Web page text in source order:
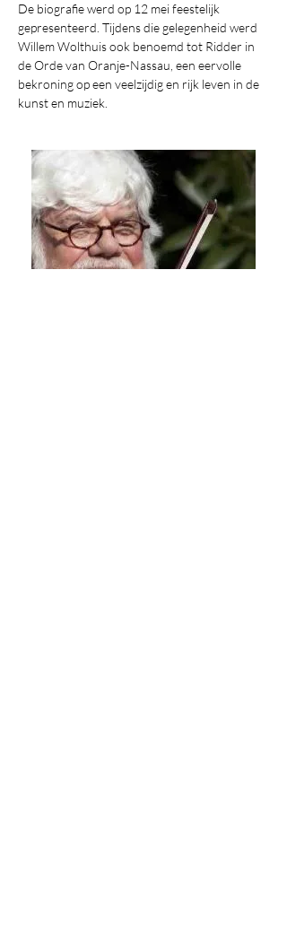
De biografie werd op 12 mei feestelijk
gepresenteerd. Tijdens die gelegenheid werd
Willem Wolthuis ook benoemd tot Ridder in
de Orde van Oranje-Nassau, een eervolle
bekroning op een veelzijdig en rijk leven in de
kunst en muziek.